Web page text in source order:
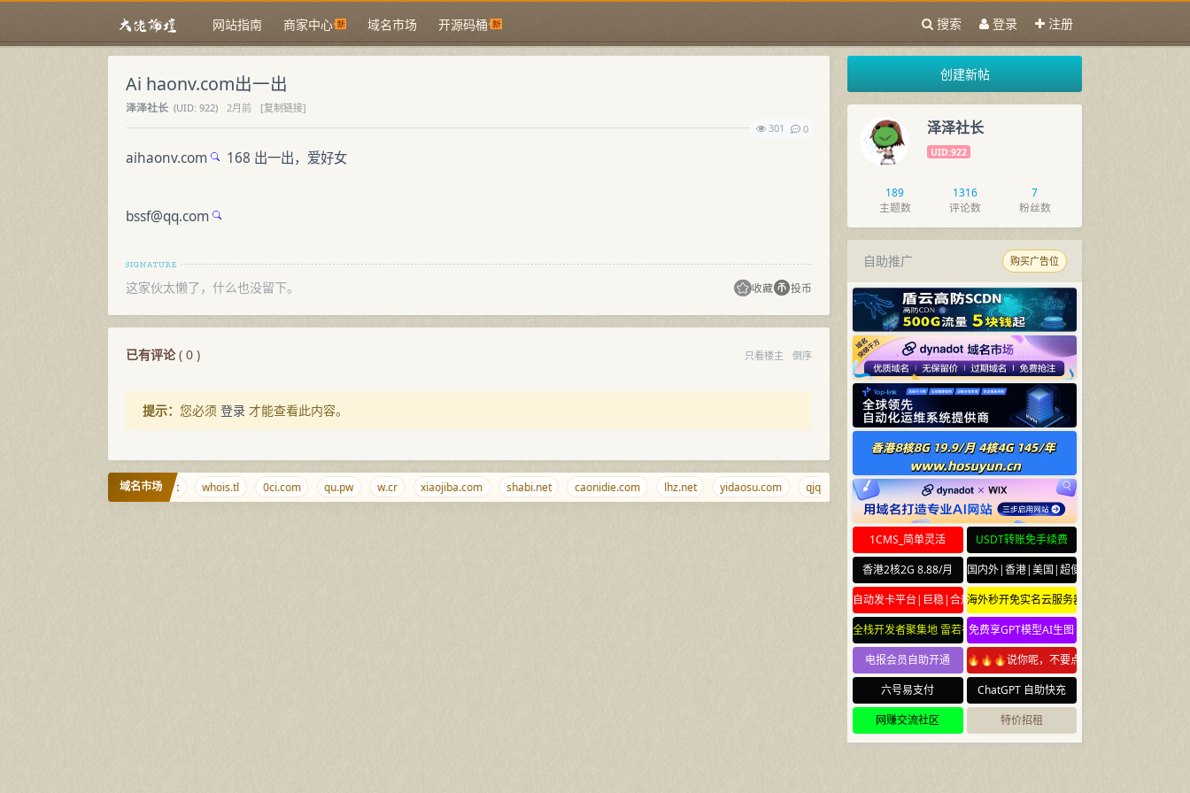
网站指南 商家中心 域名市场 开源码桶 搜索 登录 注册
Ai haonv.com出一出
泽泽社长 (UID: 922) 2月前
[复制链接]
301
0
aihaonv.com 168 出一出，爱好女
bssf@qq.com
这家伙太懒了，什么也没留下。 收藏 投币
已有评论( 0 ) 只看楼主 倒序
提示： 您必须 登录 才能查看此内容。
域名市场
haimen.net whois.tl 0ci.com qu.pw w.cr xiaojiba.com shabi.net caonidie.com lhz.net yidaosu.com qjqj.net iiww.net ciyuan.dog foo.foo 35203.com
创建新帖
泽泽社长
UID:922
189
主题数
1316
评论数
7
粉丝数
自助推广 购买广告位
1CMS_简单灵活
USDT转账免手续费
香港2核2G 8.88/月
国内外|香港|美国|超便宜云服务器
自动发卡平台|巨稳|合规海外秒开免实名云服务器
全栈开发者聚集地 雷若社区 leiruo.com
免费享GPT模型AI生图
电报会员自助开通
🔥🔥🔥说你呢，不要点🔥🔥🔥
六号易支付
ChatGPT 自助快充
网赚交流社区
特价招租